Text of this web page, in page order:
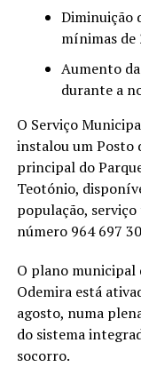
Diminuição
mínimas de
Aumento
durante a
O Serviço
instalou um Posto
principal do
Teotónio,
população,
número 964 697
O plano municipal
Odemira está
agosto, numa
do sistema
socorro.